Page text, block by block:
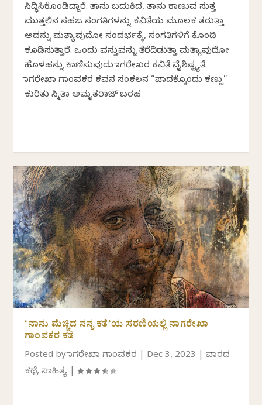
ಸಿದ್ಧಿಸಿಕೊಂಡಿದ್ದಾರೆ. ತಾನು ಬದುಕಿದ, ತಾನು ಕಾಣುವ ಸುತ್ತ
ಮುತ್ತಲಿನ ಸಹಜ ಸಂಗತಿಗಳನ್ನು ಕವಿತೆಯ ಮೂಲಕ‌ ತರುತ್ತಾ
ಅದನ್ನು ಮತ್ಯಾವುದೋ‌ ಸಂದರ್ಭಕ್ಕೆ, ಸಂಗತಿಗಳಿಗೆ ಕೊಂಡಿ
ಕೂಡಿಸುತ್ತಾರೆ. ಒಂದು ವಸ್ತುವನ್ನು ತೆರೆದಿಡುತ್ತಾ ಮತ್ಯಾವುದೋ
ಹೊಳಹನ್ನು ಕಾಣಿಸುವುದು ನಾಗರೇಖರ ಕವಿತೆ ವೈಶಿಷ್ಟ್ಯತೆ.
ನಾಗರೇಖಾ ಗಾಂವಕರ ಕವನ ಸಂಕಲನ “ಪಾದಕ್ಕೊಂದು ಕಣ್ಣು”
ಕುರಿತು ಸ್ಮಿತಾ ಅಮೃತರಾಜ್‌ ಬರಹ
‘ನಾನು ಮೆಚ್ಚಿದ ನನ್ನ ಕತೆ’ಯ ಸರಣಿಯಲ್ಲಿ ನಾಗರೇಖಾ
ಗಾಂವಕರ ಕತೆ
Posted byನಾಗರೇಖಾ ಗಾಂವಕರ Dec 3, 2023 |ವಾರದ
ಕಥೆ,ಸಾಹಿತ್ಯ |